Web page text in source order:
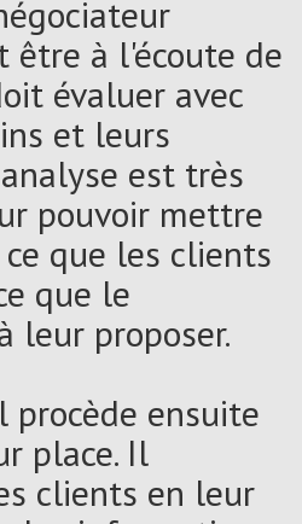
être à l'écoute de
évaluer avec
et leurs
est très
pouvoir mettre
que les clients
que le
leur proposer.
procède ensuite
place. Il
clients en leur